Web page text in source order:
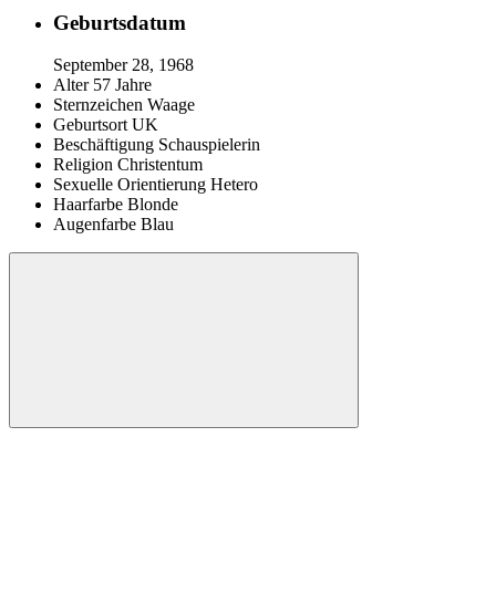
Geburtsdatum
September 28, 1968
Alter 57 Jahre
Sternzeichen Waage
Geburtsort UK
Beschäftigung Schauspielerin
Religion Christentum
Sexuelle Orientierung Hetero
Haarfarbe Blonde
Augenfarbe Blau